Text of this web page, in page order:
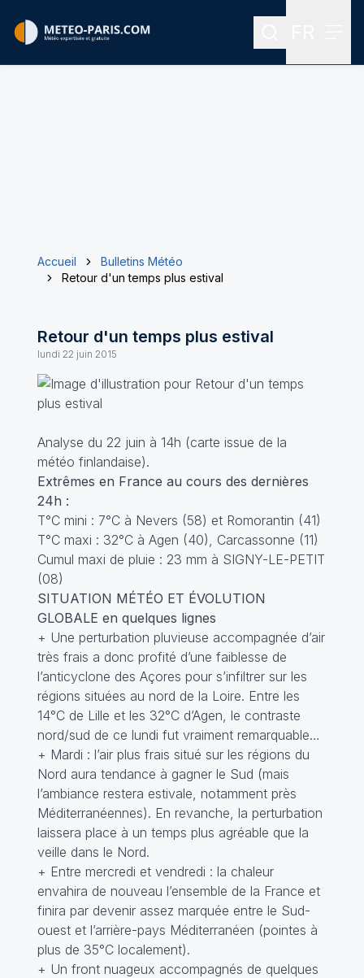
Rechercher
Accueil
Bulletins Météo
Retour d'un temps plus estival
Retour d'un temps plus estival
lundi 22 juin 2015
Analyse du 22 juin à 14h (carte issue de la
météo finlandaise).
Extrêmes en France au cours des dernières
24h :
T°C mini : 7°C à Nevers (58) et Romorantin (41)
T°C maxi : 32°C à Agen (40), Carcassonne (11)
Cumul maxi de pluie : 23 mm à SIGNY-LE-PETIT
(08)
SITUATION MÉTÉO ET ÉVOLUTION
GLOBALE en quelques lignes
+ Une perturbation pluvieuse accompagnée d’air
très frais a donc profité d’une faiblesse de
l’anticyclone des Açores pour s’infiltrer sur les
régions situées au nord de la Loire. Entre les
14°C de Lille et les 32°C d’Agen, le contraste
nord/sud de ce lundi fut vraiment remarquable…
+ Mardi : l’air plus frais situé sur les régions du
Nord aura tendance à gagner le Sud (mais
l’ambiance restera estivale, notamment près
Méditerranéennes). En revanche, la perturbation
laissera place à un temps plus agréable que la
veille dans le Nord.
+ Entre mercredi et vendredi : la chaleur
envahira de nouveau l’ensemble de la France et
finira par devenir assez marquée entre le Sud-
ouest et l’arrière-pays Méditerranéen (pointes à
plus de 35°C localement).
+ Un front nuageux accompagnés de quelques